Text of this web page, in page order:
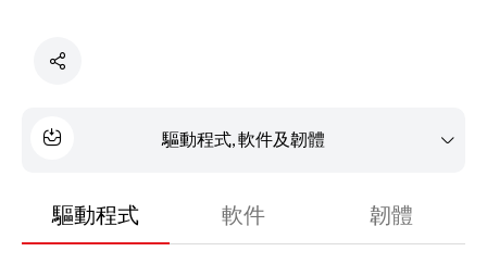
驅動程式, 軟件及韌體
驅動程式 軟件 韌體